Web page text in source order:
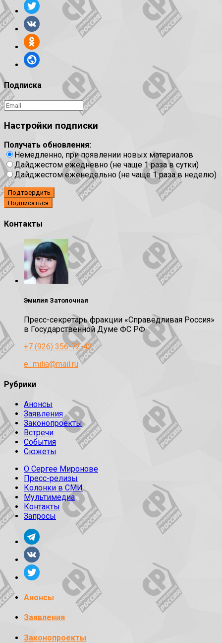
Подписка
Настройки подписки
Получать обновления:
Немедленно, при появлении новых материалов
Дайджестом ежедневно (не чаще 1 раза в сутки)
Дайджестом еженедельно (не чаще 1 раза в неделю)
Подтвердить
Контакты
Эмилия Затолочная
Пресс-секретарь фракции «Справедливая Россия»
в Государственной Думе ФС РФ
+7 (926) 356-72-42
e_milia@mail.ru
Рубрики
Анонсы
Заявления
Законопроекты
Встречи
События
Сюжеты
О Сергее Миронове
Пресс-релизы
Колонки в СМИ
Мультимедиа
Контакты
Запросы
Анонсы
Заявления
Законопроекты